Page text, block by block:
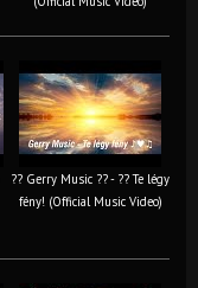
?? Gerry Music ?? - ?? Te légy
fény! (Official Music Video)